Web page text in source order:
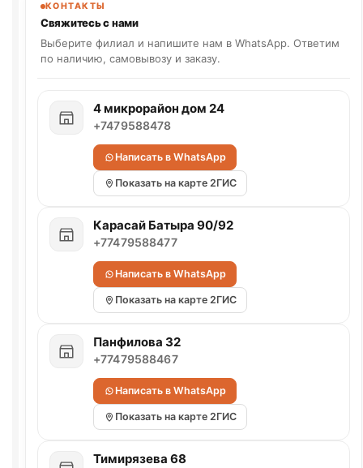
КОНТАКТЫ
Свяжитесь с нами
Выберите филиал и напишите нам в WhatsApp. Ответим
по наличию, самовывозу и заказу.
4 микрорайон дом 24
+7479588478
Написать в WhatsApp
Показать на карте 2ГИС
Карасай Батыра 90/92
+77479588477
Написать в WhatsApp
Показать на карте 2ГИС
Панфилова 32
+77479588467
Написать в WhatsApp
Показать на карте 2ГИС
Тимирязева 68